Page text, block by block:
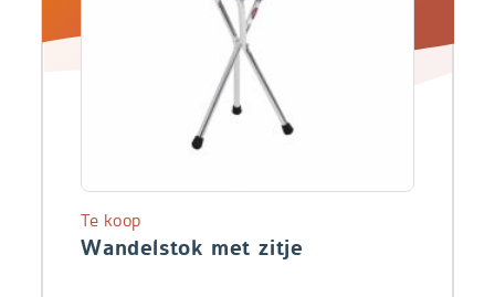
Wandelstok met zitje
Te koop